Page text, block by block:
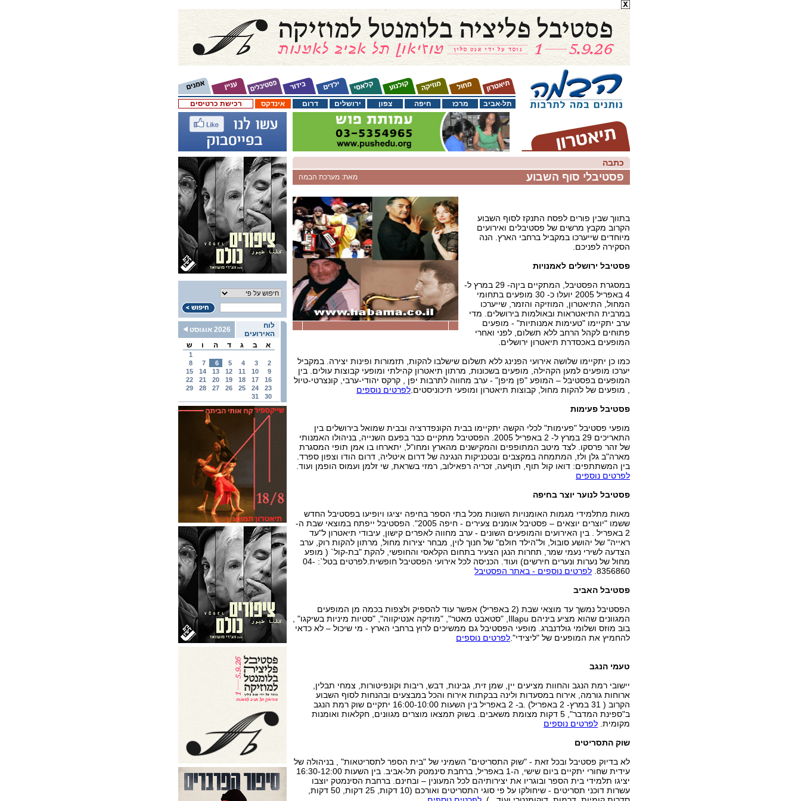
רכישת כרטיסים אינדקס דרום ירושלים צפון חיפה מרכז תל-אביב
לוח
האירועים
2026 אוגוסט
א
ב ג ד ה ו ש
1
2
3
4
5
6
7
8
9
10
11
12
13
14
15
16
17
18
19
20
21
22
23
24
25
26
27
28
29
30
31
כתבה
מאת: מערכת הבמה פסטיבלי סוף השבוע
בתווך שבין פורים לפסח התנקז לסוף השבוע
הקרוב מקבץ מרשים של פסטיבלים ואירועים
מיוחדים שייערכו במקביל ברחבי הארץ. הנה
הסקירה לפניכם.
פסטיבל ירושלים לאמנויות
במסגרת הפסטיבל, המתקיים ביןה- 29 במרץ ל-
4 באפריל 2005 יועלו כ- 30 מופעים בתחומי
המחול, התיאטרון, המוזיקה והזמר, שייערכו
במרבית התיאטראות ובאולמות בירושלים. מדי
ערב יתקיימו "טעימות אמנותיות" - מופעים
פתוחים לקהל הרחב ללא תשלום, לפני ואחרי
המופעים באכסדרת תיאטרון ירושלים.
כמו כן יתקיימו שלושה אירועי הפנינג ללא תשלום שישלבו להקות, תזמורות ופינות יצירה. במקביל
יערכו מופעים למען הקהילה, מופעים בשכונות, מרתון תיאטרון קהילתי ומופעי קבוצות עולים. בין
המופעים בפסטיבל – המופע "פן מיפן" - ערב מחווה לתרבות יפן , קרקס יהודי-ערבי, קונצרטי-טיול
, מופעים של להקות מחול, קבוצות תיאטרון ומופעי תיכוניסטים. לפרטים נוספים
פסטיבל פעימות
מופעי פסטיבל "פעימות" לכלי הקשה יתקיימו בבית הקונפדרציה ובבית שמואל בירושלים בין
התאריכים 29 במרץ ל- 2 באפריל 2005. הפסטיבל מתקיים כבר בפעם השנייה, בניהולו האמנותי
של זהר פרסקו. לצד מיטב המתופפים והמקישנים מהארץ ומחו"ל, יתארחו בו אמן תופי המסגרת
מארה"ב גלן ולז, המתמחה במקצבים ובטכניקות הנגינה של דרום איטליה, דרום הודו וצפון ספרד.
בין המשתתפים: דואו קול תוף, תוףעה, זכריה רפאילוב, רמזי בשראת, שי זלמן ועמוס הופמן ועוד.
לפרטים נוספים
פסטיבל לנוער יוצר בחיפה
מאות מתלמידי מגמות האומנויות השונות מכל בתי הספר בחיפה יציגו ויופיעו בפסטיבל החדש
ששמו "יוצרים יוצאים – פסטיבל אומנים צעירים - חיפה 2005". הפסטיבל ייפתח במוצאי שבת ה-
2 באפריל . בין האירועים והמופעים השונים - ערב מחווה לאפרים קישון, עיבודי תיאטרון ל"עד
ראייה" של יהושע סובול, ול"הילד חולם" של חנוך לוין, מבחר יצירות מחול, מרתון להקות רוק, ערב
הצדעה לשירי נעמי שמר, תחרות הנגן הצעיר בתחום הקלאסי והחופשי, להקת "בת-קול` ( מופע
מחול של נערות ונערים חירשים) ועוד. הכניסה לכל אירועי הפסטיבל חופשית.לפרטים בטל`: 04-
8356860. לפרטים נוספים - באתר הפסטיבל
פסטיבל האביב
הפסטיבל נמשך עד מוצאי שבת (2 באפריל) אפשר עוד להספיק ולצפות בכמה מן המופעים
המגוונים שהוא מציע ביניהם Illapu, "סטאבט מאטר", "מוזיקה אנטיקווה", "סטיות מיניות בשיקגו" ,
בוב מוזס ושלומי גולדנברג. מופעי הפסטיבל גם ממשיכים לרוץ ברחבי הארץ - מי שיכול – לא כדאי
להחמיץ את המופעים של "ליצידי". לפרטים נוספים
טעמי הנגב
יישובי רמת הנגב והחוות מציעים יין, שמן זית, גבינות, דבש, ריבות וקונפיטורות, צמחי תבלין,
ארוחות גורמה, אירוח במסעדות ולינה בבקתות אירוח והכל במבצעים ובהנחות לסוף השבוע
הקרוב ( 31 במרץ- 2 באפריל) .ב- 2 באפריל בין השעות 16:00-10:00 יתקיים שוק רמת הנגב
ב"ספינת המדבר", 5 דקות מצומת משאבים. בשוק תמצאו מוצרים מגוונים, חקלאות ואומנות
מקומית. לפרטים נוספים
שוק התסריטים
לא בדיוק פסטיבל ובכל זאת - "שוק התסריטים" השמיני של "בית הספר לתסריטאות" , בניהולה של
עידית שחורי יתקיים ביום שישי, ה-1 באפריל, ברחבת סינמטק תל-אביב. בין השעות 16:30-12:00
יציגו תלמידי בית הספר ובוגריו את יצירותיהם לכל המעונין – ובחינם. ברחבת הסינמטק יוצבו
עשרות דוכני תסריטים - שיחולקו על פי סוגי התסריטים ואורכם (10 דקות, 25 דקות, 50 דקות,